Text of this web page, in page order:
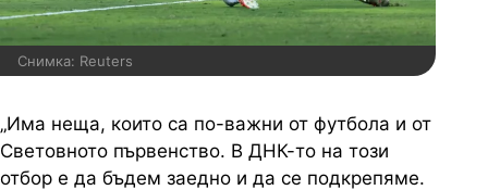
Снимка: Reuters
„Има неща, които са по-важни от футбола и от
Световното първенство. В ДНК-то на този
отбор е да бъдем заедно и да се подкрепяме.